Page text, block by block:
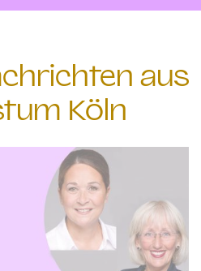
aus
Köln